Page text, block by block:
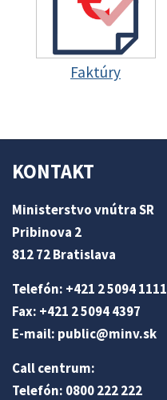
Faktúry
KONTAKT
Ministerstvo vnútra SR
Pribinova 2
812 72 Bratislava
Telefón: +421 2 5094 1111
Fax: +421 2 5094 4397
E-mail: public@minv.sk
Call centrum:
Telefón: 0800 222 222